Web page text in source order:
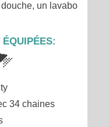
un lavabo
34 chaines